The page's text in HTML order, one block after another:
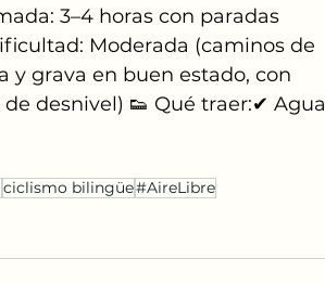
3–4 horas con paradas
Moderada (caminos de
y grava en buen estado, con
desnivel) 👟 Qué traer:✔ Agua
ciclismo bilingüe#AireLibre